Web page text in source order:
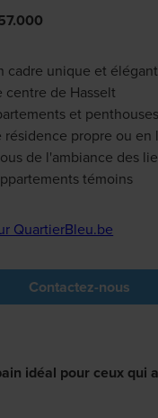
cadre unique et
centre de Hasselt
et penthouses
résidence propre ou en
de l'ambiance des
témoins
QuartierBleu.be
Contactez-nous
idéal pour ceux qui